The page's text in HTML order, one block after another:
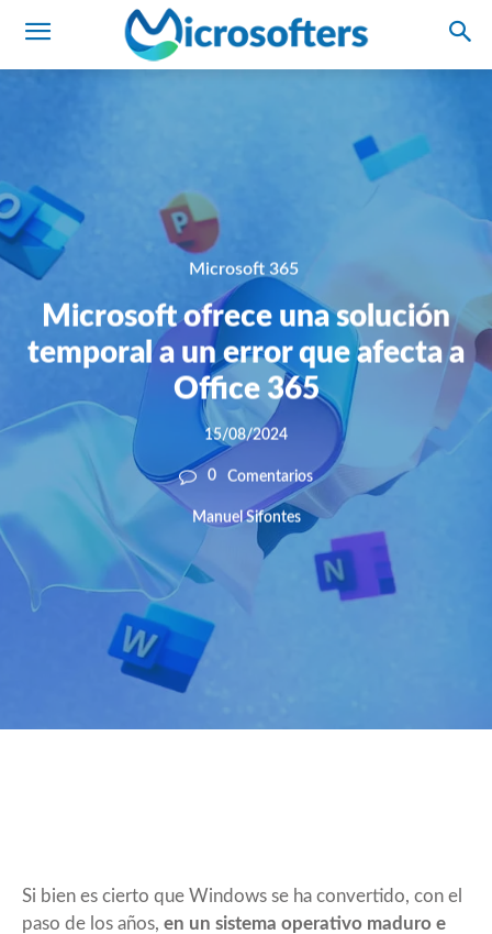
Microsoft 365
Microsoft ofrece una solución
temporal a un error que afecta a
Office 365
15/08/2024
0 Comentarios
Manuel Sifontes
Si bien es cierto que Windows se ha convertido, con el
paso de los años, en un sistema operativo maduro e